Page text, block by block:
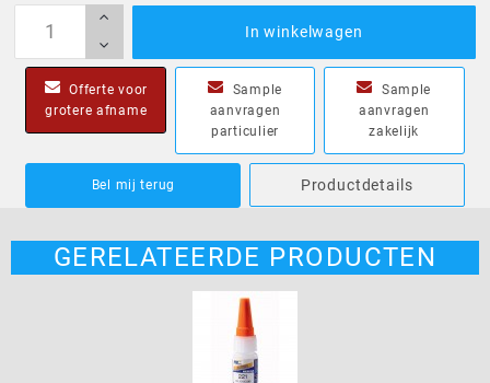
In winkelwagen
Offerte voor
grotere afname
Sample
aanvragen
particulier
Sample
aanvragen
zakelijk
Bel mij terug Productdetails
GERELATEERDE PRODUCTEN